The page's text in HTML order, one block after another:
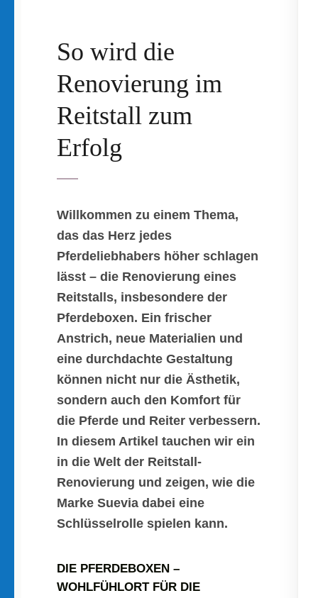
So wird die
Renovierung im
Reitstall zum
Erfolg
Willkommen zu einem Thema,
das das Herz jedes
Pferdeliebhabers höher schlagen
lässt – die Renovierung eines
Reitstalls, insbesondere der
Pferdeboxen. Ein frischer
Anstrich, neue Materialien und
eine durchdachte Gestaltung
können nicht nur die Ästhetik,
sondern auch den Komfort für
die Pferde und Reiter verbessern.
In diesem Artikel tauchen wir ein
in die Welt der Reitstall-
Renovierung und zeigen, wie die
Marke Suevia dabei eine
Schlüsselrolle spielen kann.
DIE PFERDEBOXEN –
WOHLFÜHLORT FÜR DIE